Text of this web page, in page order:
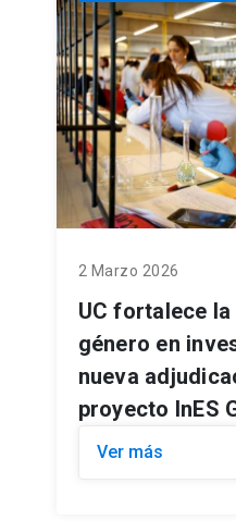
2 Marzo 2026
UC fortalece
género en
nueva
proyecto InES
Ver más